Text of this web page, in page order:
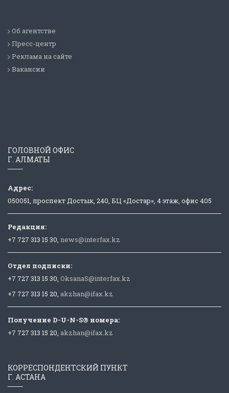
Об агентстве
Пресс-центр
Реклама на сайте
Вакансии
ГОЛОВНОЙ ОФИС
Г. АЛМАТЫ
Адрес:
050051, проспект Достык, 240, БЦ «Достар», 4 этаж, офис 405
Редакция:
+7 727 313 15 30, news@interfax.kz
Отдел подписки:
+7 727 313 15 30, OksanaS@interfax.kz
+7 727 313 15 20, akzhan@ifax.kz
Получение D-U-N-S® номера:
+7 727 313 15 20, akzhan@ifax.kz
КОРРЕСПОНДЕНТСКИЙ ПУНКТ
Г. АСТАНА